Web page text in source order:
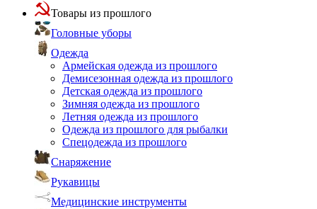
Товары из прошлого
Головные уборы
Одежда
Армейская одежда из прошлого
Демисезонная одежда из прошлого
Детская одежда из прошлого
Зимняя одежда из прошлого
Летняя одежда из прошлого
Одежда из прошлого для рыбалки
Спецодежда из прошлого
Снаряжение
Рукавицы
Медицинские инструменты